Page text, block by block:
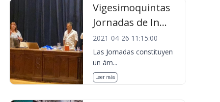
Vigesimoquintas
Jornadas de In...
2021-04-26 11:15:00
Las Jornadas constituyen
un ám...
Leer más